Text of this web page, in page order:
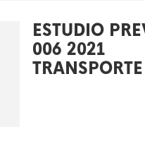
ESTUDIO
006 2021
TRANSPORTE